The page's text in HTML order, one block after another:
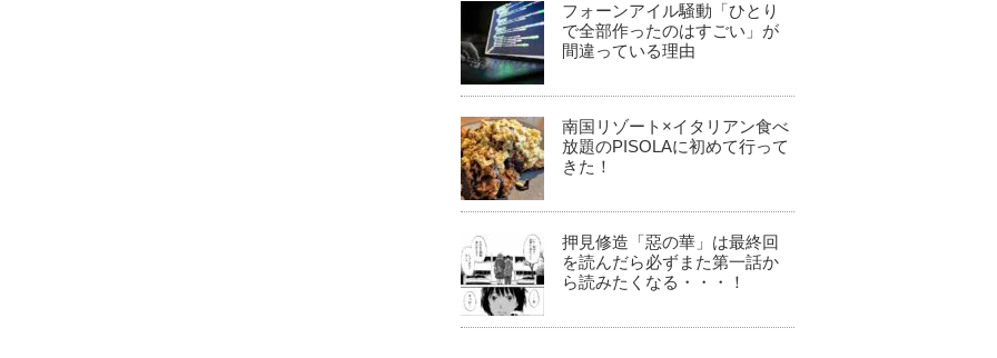
フォーンアイル騒動「ひとり
で全部作ったのはすごい」が
間違っている理由
南国リゾート×イタリアン食べ
放題のPISOLAに初めて行って
きた！
押見修造「惡の華」は最終回
を読んだら必ずまた第一話か
ら読みたくなる・・・！